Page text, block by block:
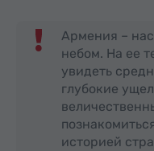
Армения –
небом. На ее
увидеть
глубокие
историей